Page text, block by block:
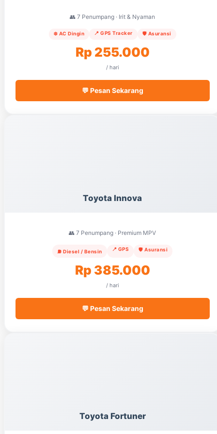
👥 7 Penumpang · Irit & Nyaman
❄️ AC Dingin 📍 GPS Tracker 🛡️ Asuransi
Rp 255.000
/ hari
💬 Pesan Sekarang
Toyota Innova
👥 7 Penumpang · Premium MPV
⛽ Diesel / Bensin 📍 GPS 🛡️ Asuransi
Rp 385.000
/ hari
💬 Pesan Sekarang
Toyota Fortuner